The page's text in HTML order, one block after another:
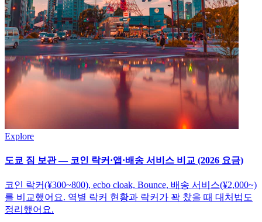
Explore
도쿄 짐 보관 — 코인 락커·앱·배송 서비스 비교 (2026 요금)
코인 락커(¥300~800), ecbo cloak, Bounce, 배송 서비스(¥2,000~)
를 비교했어요. 역별 락커 현황과 락커가 꽉 찼을 때 대처법도
정리했어요.